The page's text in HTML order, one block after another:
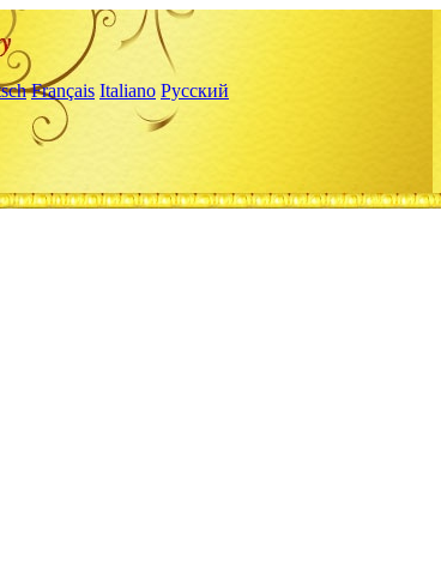
Français Italiano Русский